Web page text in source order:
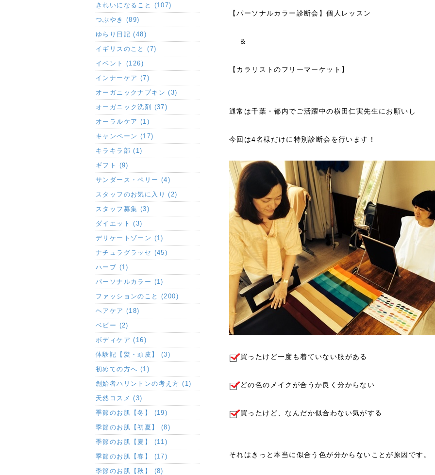
【パーソナルカラー診断会】個人レッスン
＆
【カラリストのフリーマーケット】
通常は千葉・都内でご活躍中の横田仁実先生にお願いし
今回は4名様だけに特別診断会を行います！
買ったけど一度も着ていない服がある
どの色のメイクが合うか良く分からない
買ったけど、なんだか似合わない気がする
それはきっと本当に似合う色が分からないことが原因です。
きれいになること (107)
つぶやき (89)
ゆらり日記 (48)
イギリスのこと (7)
イベント (126)
インナーケア (7)
オーガニックナプキン (3)
オーガニック洗剤 (37)
オーラルケア (1)
キャンペーン (17)
キラキラ部 (1)
ギフト (9)
サンダース・ペリー (4)
スタッフのお気に入り (2)
スタッフ募集 (3)
ダイエット (3)
デリケートゾーン (1)
ナチュラグラッセ (45)
ハーブ (1)
パーソナルカラー (1)
ファッションのこと (200)
ヘアケア (18)
ベビー (2)
ボディケア (16)
体験記【髪・頭皮】 (3)
初めての方へ (1)
創始者ハリントンの考え方 (1)
天然コスメ (3)
季節のお肌【冬】 (19)
季節のお肌【初夏】 (8)
季節のお肌【夏】 (11)
季節のお肌【春】 (17)
季節のお肌【秋】 (8)